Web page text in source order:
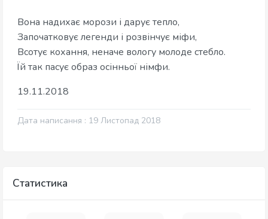
​Вона надихає морози і дарує тепло,
​Започатковує легенди і розвінчує міфи,
​Всотує кохання, неначе вологу молоде стебло.
​Їй так пасує образ осінньої німфи.
19.11.2018
Дата написання : 19 Листопад 2018
Статистика